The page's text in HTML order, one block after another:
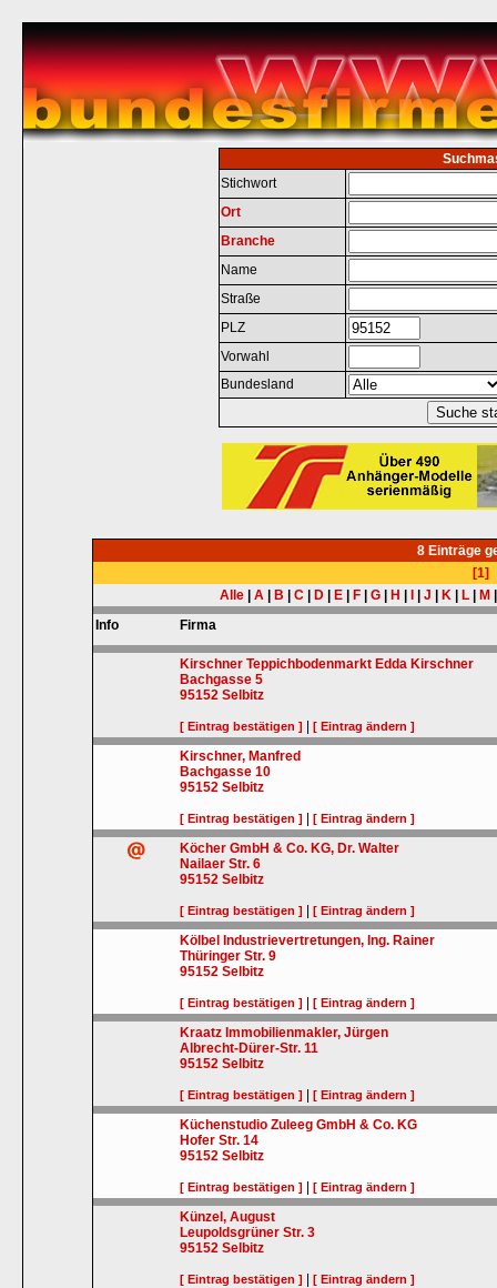
Stichwort
Ort
Branche
Name
Straße
PLZ
Vorwahl
Bundesland
8 Einträge
[1]
Alle
A B C D E F G H J K L M
Info
Firma
Kirschner Teppichbodenmarkt Edda Kirschner
Bachgasse 5
95152 Selbitz
[ Eintrag bestätigen ] |[ Eintrag ändern ]
Kirschner, Manfred
Bachgasse 10
95152 Selbitz
[ Eintrag bestätigen ] |[ Eintrag ändern ]
Köcher GmbH & Co. KG, Dr. Walter
Nailaer Str. 6
95152 Selbitz
[ Eintrag bestätigen ] |[ Eintrag ändern ]
Kölbel Industrievertretungen, Ing. Rainer
Thüringer Str. 9
95152 Selbitz
[ Eintrag bestätigen ] |[ Eintrag ändern ]
Kraatz Immobilienmakler, Jürgen
Albrecht-Dürer-Str. 11
95152 Selbitz
[ Eintrag bestätigen ] |[ Eintrag ändern ]
Küchenstudio Zuleeg GmbH & Co. KG
Hofer Str. 14
95152 Selbitz
[ Eintrag bestätigen ] |[ Eintrag ändern ]
Künzel, August
Leupoldsgrüner Str. 3
95152 Selbitz
[ Eintrag bestätigen ] |[ Eintrag ändern ]